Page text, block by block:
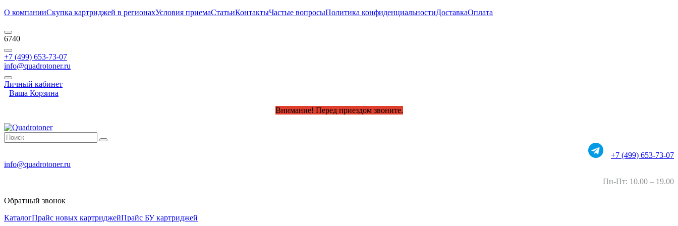
О компанииСкупка картриджей в регионахУсловия приемаСтатьиКонтактыЧастые вопросыПолитика конфиденциальностиДоставкаОплата
6740
+7 (499) 653-73-07
info@quadrotoner.ru
Личный кабинет
Ваша Корзина
Внимание! Перед приездом звоните.
+7 (499) 653-73-07
info@quadrotoner.ru
Пн-Пт: 10.00 – 19.00
Обратный звонок
КаталогПрайс новых картриджейПрайс БУ картриджей